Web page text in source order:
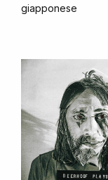
giapponese